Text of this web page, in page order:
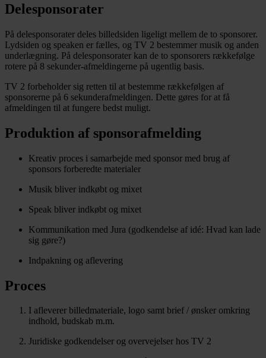
Delesponsorater
På delesponsorater deles billedsiden ligeligt mellem de to sponsorer.
Lydsiden og speaken er fælles, og TV 2 bestemmer musik og anden
underlægning. På delesponsorater kan de to sponsorers rækkefølge
rotere på 8 sekunder-afmeldingerne på ugentlig basis.
TV 2 forbeholder sig retten til at bestemme rækkefølgen af
sponsorerne på 6 sekunderafmeldingen. Dette gøres for at få
afmeldingen til at fungere bedst muligt.
Produktion af sponsorafmelding
Kreativ proces i samarbejde med sponsor med brug af
sponsors forberedte materialer
Musik bliver indkøbt og mixet
Speak bliver indkøbt og mixet
Kommunikation med Jura (godkendelse af idé: Hvad kan lade
sig gøre?)
Indpakning og aflevering
Proces
I afleverer billedmateriale, logo samt brief / ønsker omkring
indhold, budskab m.m.
Juridiske godkendelser og overvejelser hos TV 2